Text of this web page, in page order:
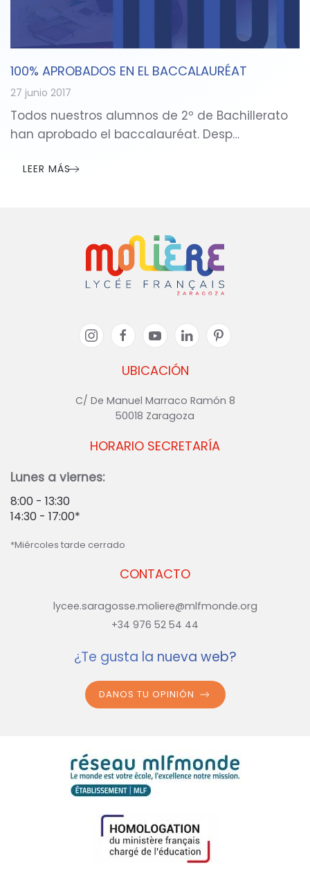
100% APROBADOS EN EL BACCALAURÉAT
27 junio 2017
Todos nuestros alumnos de 2º de Bachillerato
han aprobado el baccalauréat. Desp…
LEER MÁS
UBICACIÓN
C/ De Manuel Marraco Ramón 8
50018 Zaragoza
CONTACTO
lycee.saragosse.moliere@mlfmonde.org
+34 976 52 54 44
HORARIO SECRETARÍA
Lunes a viernes:
8:00 - 13:30
14:30 - 17:00*
*Miércoles tarde cerrado
¿Te gusta la nueva web?
DANOS TU OPINIÓN